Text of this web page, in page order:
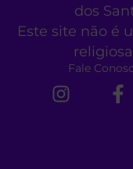
dos
Este site não é
Fale